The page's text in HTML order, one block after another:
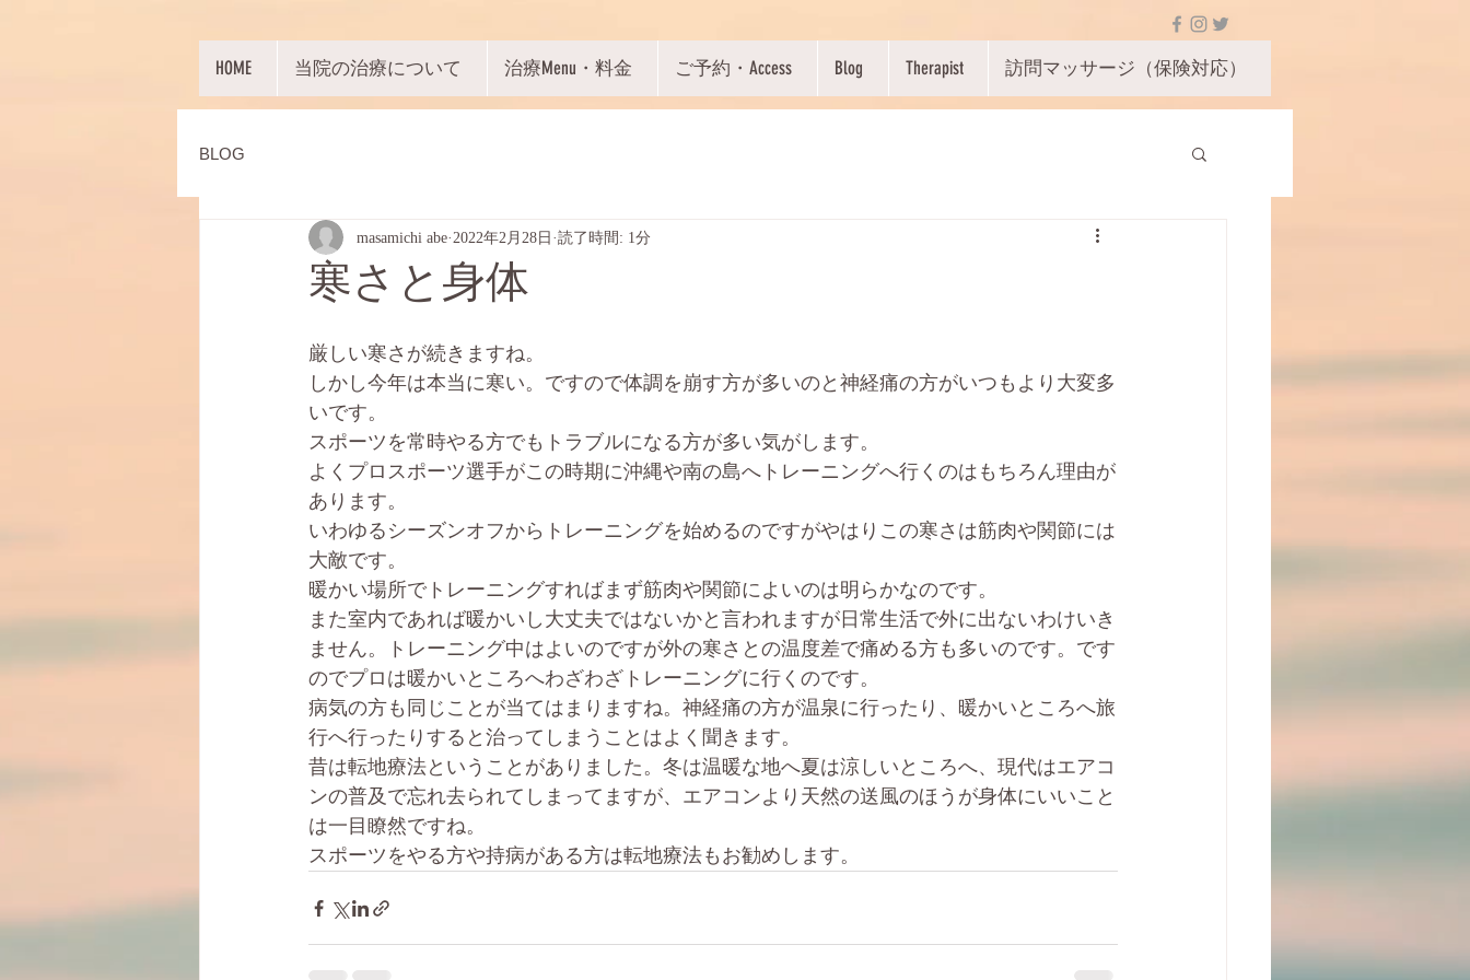
HOME 当院の治療について 治療Menu・料金 ご予約・Access Blog Therapist 訪問マッサージ（保険対応）
BLOG
寒さと身体
masamichi abe 2022年2月28日 読了時間: 1分
厳しい寒さが続きますね。
しかし今年は本当に寒い。ですので体調を崩す方が多いのと神経痛の方がいつもより大変多
いです。
スポーツを常時やる方でもトラブルになる方が多い気がします。
よくプロスポーツ選手がこの時期に沖縄や南の島へトレーニングへ行くのはもちろん理由が
あります。
いわゆるシーズンオフからトレーニングを始めるのですがやはりこの寒さは筋肉や関節には
大敵です。
暖かい場所でトレーニングすればまず筋肉や関節によいのは明らかなのです。
また室内であれば暖かいし大丈夫ではないかと言われますが日常生活で外に出ないわけいき
ません。トレーニング中はよいのですが外の寒さとの温度差で痛める方も多いのです。です
のでプロは暖かいところへわざわざトレーニングに行くのです。
病気の方も同じことが当てはまりますね。神経痛の方が温泉に行ったり、暖かいところへ旅
行へ行ったりすると治ってしまうことはよく聞きます。
昔は転地療法ということがありました。冬は温暖な地へ夏は涼しいところへ、現代はエアコ
ンの普及で忘れ去られてしまってますが、エアコンより天然の送風のほうが身体にいいこと
は一目瞭然ですね。
スポーツをやる方や持病がある方は転地療法もお勧めします。